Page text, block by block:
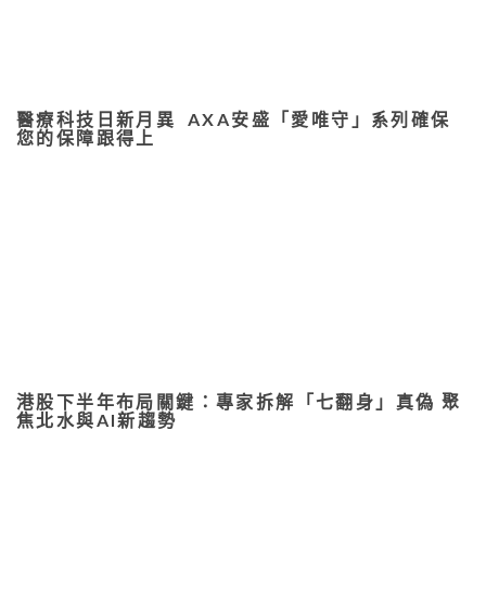
醫療科技日新月異 AXA安盛「愛唯守」系列確保
您的保障跟得上
港股下半年布局關鍵：專家拆解「七翻身」真偽 聚
焦北水與AI新趨勢